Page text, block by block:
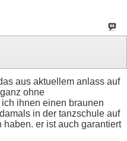
aus aktuellem anlass auf
ohne
ihnen einen braunen
in der tanzschule auf
er ist auch garantiert